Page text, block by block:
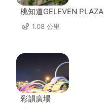
桃知道GELEVEN PLAZA
1.08 公里
彩韻廣場